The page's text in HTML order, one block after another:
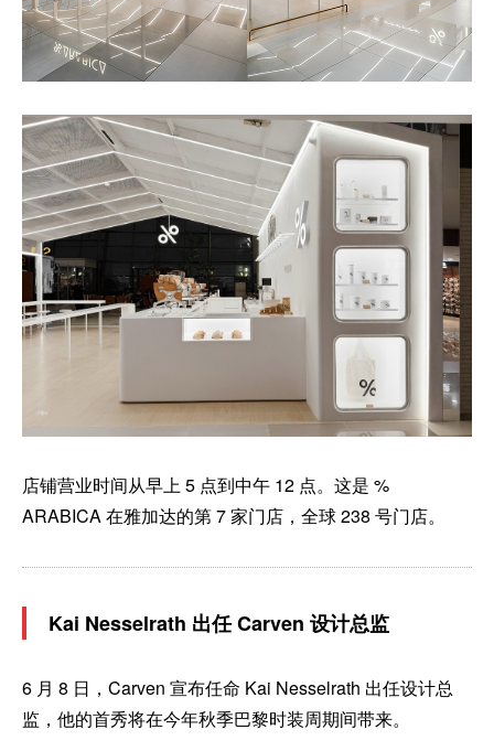
店铺营业时间从早上 5 点到中午 12 点。这是 %
ARABICA 在雅加达的第 7 家门店，全球 238 号门店。
Kai Nesselrath 出任 Carven 设计总监
6 月 8 日，Carven 宣布任命 Kai Nesselrath 出任设计总
监，他的首秀将在今年秋季巴黎时装周期间带来。